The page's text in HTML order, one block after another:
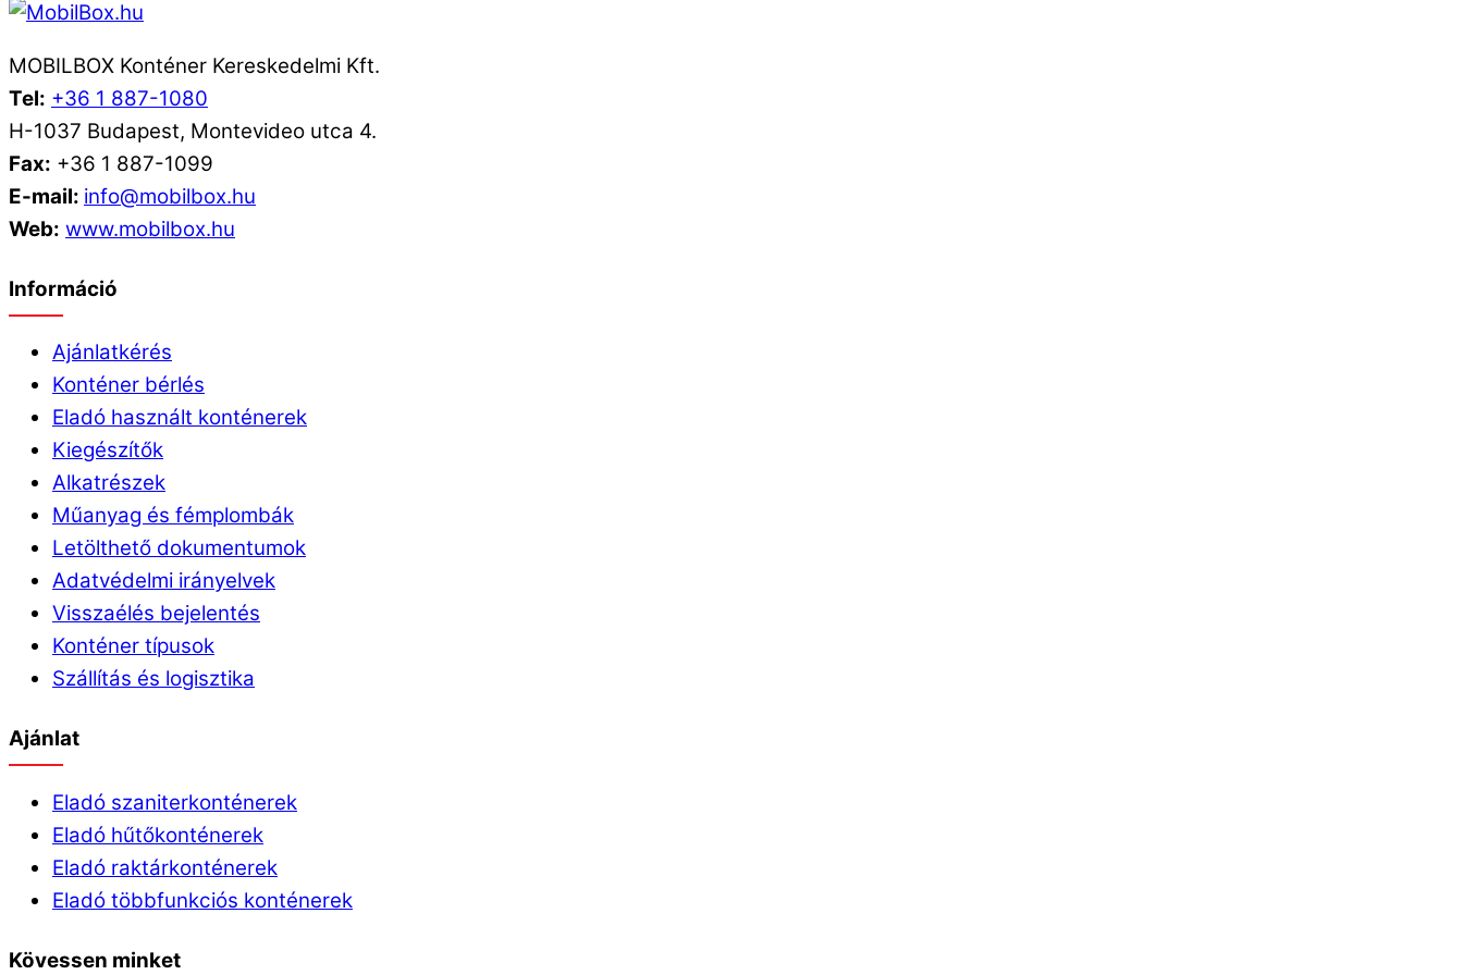
MOBILBOX Konténer Kereskedelmi Kft.
Tel: +36 1 887-1080
H-1037 Budapest, Montevideo utca 4.
Fax: +36 1 887-1099
E-mail: info@mobilbox.hu
Web: www.mobilbox.hu
Információ
Ajánlatkérés
Konténer bérlés
Eladó használt konténerek
Kiegészítők
Alkatrészek
Műanyag és fémplombák
Letölthető dokumentumok
Adatvédelmi irányelvek
Visszaélés bejelentés
Konténer típusok
Szállítás és logisztika
Ajánlat
Eladó szaniterkonténerek
Eladó hűtőkonténerek
Eladó raktárkonténerek
Eladó többfunkciós konténerek
Kövessen minket